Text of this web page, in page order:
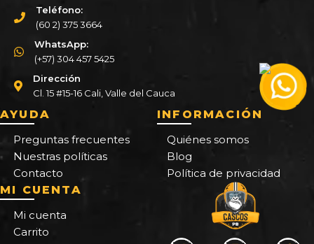
Teléfono:
(60 2) 375 3664
WhatsApp:
(+57) 304 457 5425
Dirección
Cl. 15 #15-16 Cali, Valle del Cauca
AYUDA
Preguntas frecuentes
Nuestras políticas
Contacto
INFORMACIÓN
Quiénes somos
Blog
Política de privacidad
MI CUENTA
Mi cuenta
Carrito